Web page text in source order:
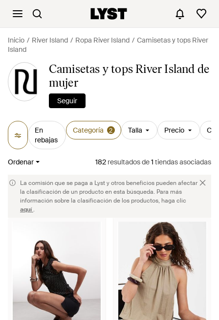
Inicio River Island Ropa River Island
Camisetas y tops River
Island
Camisetas y tops River Island de
mujer
Seguir
En
rebajas
Categoría 2 Talla Precio
Ordenar 182 resultadosde1 tiendas asociadas
La comisión que se paga a Lyst y otros beneficios pueden afectar
la clasificación de un producto en esta búsqueda. Para más
información sobre la clasificación de los productos, haga clic
aquí.